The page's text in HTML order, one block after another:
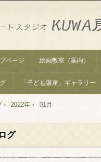
ページ 絵画教室（案内）
「子ども講座」ギャラリー
› 2022年 › 01月
グ